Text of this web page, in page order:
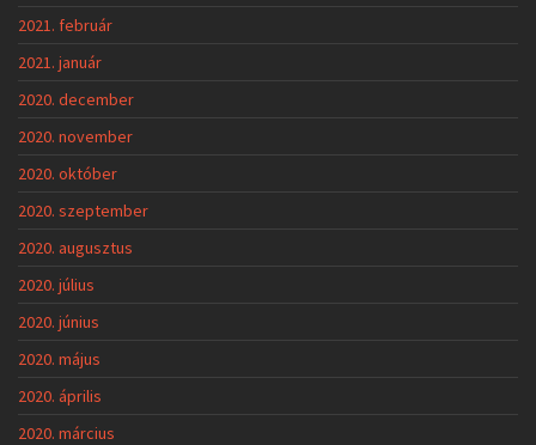
2021. február
2021. január
2020. december
2020. november
2020. október
2020. szeptember
2020. augusztus
2020. július
2020. június
2020. május
2020. április
2020. március